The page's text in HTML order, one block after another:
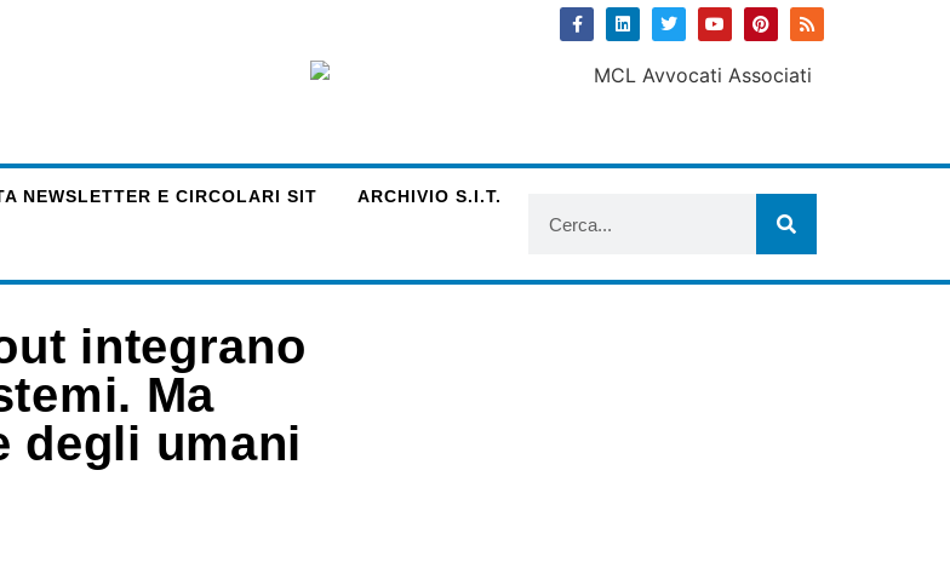
NEWSLETTER E CIRCOLARI SIT ARCHIVIO S.I.T.
integrano
Ma
degli umani